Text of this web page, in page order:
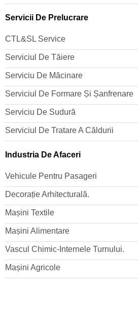
Servicii De Prelucrare
CTL&SL Service
Serviciul De Tăiere
Serviciu De Măcinare
Serviciul De Formare Și Șanfrenare
Serviciu De Sudură
Serviciul De Tratare A Căldurii
Industria De Afaceri
Vehicule Pentru Pasageri
Decorație Arhitecturală.
Mașini Textile
Mașini Alimentare
Vascul Chimic-Internele Turnului.
Mașini Agricole